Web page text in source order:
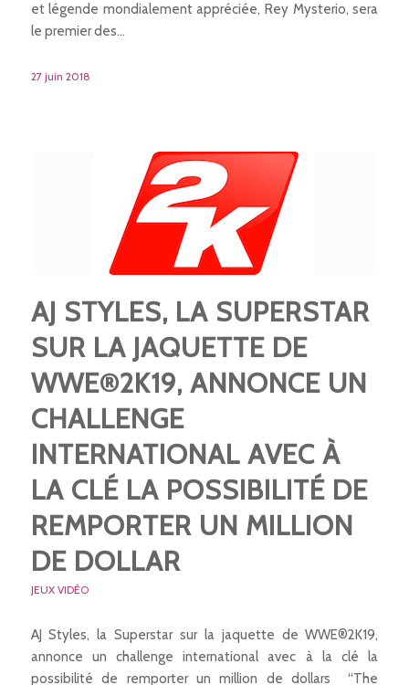
et légende mondialement appréciée, Rey Mysterio, sera
le premier des…
27 juin 2018
AJ STYLES, LA SUPERSTAR
SUR LA JAQUETTE DE
WWE®2K19, ANNONCE UN
CHALLENGE
INTERNATIONAL AVEC À
LA CLÉ LA POSSIBILITÉ DE
REMPORTER UN MILLION
DE DOLLAR
JEUX VIDÉO
AJ Styles, la Superstar sur la jaquette de WWE®2K19,
annonce un challenge international avec à la clé la
possibilité de remporter un million de dollars “The